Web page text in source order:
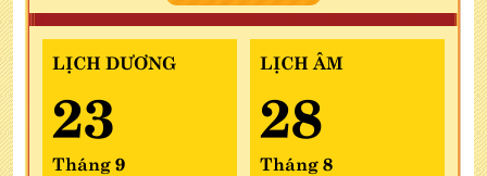
LỊCH DƯƠNG
23
Tháng 9
LỊCH ÂM
28
Tháng 8